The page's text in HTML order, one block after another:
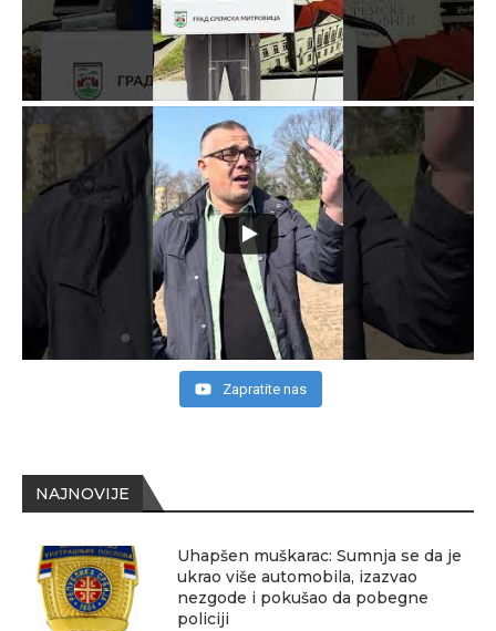
NAJNOVIJE
Uhapšen muškarac: Sumnja se da je
ukrao više automobila, izazvao
nezgode i pokušao da pobegne
policiji
Zapratite nas